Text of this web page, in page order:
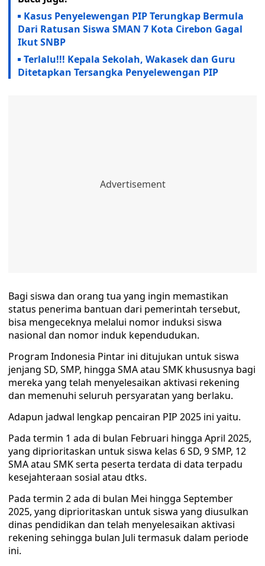
Kasus Penyelewengan PIP Terungkap Bermula
Dari Ratusan Siswa SMAN 7 Kota Cirebon Gagal
Ikut SNBP
Terlalu!!! Kepala Sekolah, Wakasek dan Guru
Ditetapkan Tersangka Penyelewengan PIP
Bagi siswa dan orang tua yang ingin memastikan
status penerima bantuan dari pemerintah tersebut,
bisa mengeceknya melalui nomor induksi siswa
nasional dan nomor induk kependudukan.
Program Indonesia Pintar ini ditujukan untuk siswa
jenjang SD, SMP, hingga SMA atau SMK khususnya bagi
mereka yang telah menyelesaikan aktivasi rekening
dan memenuhi seluruh persyaratan yang berlaku.
Adapun jadwal lengkap pencairan PIP 2025 ini yaitu.
Pada termin 1 ada di bulan Februari hingga April 2025,
yang diprioritaskan untuk siswa kelas 6 SD, 9 SMP, 12
SMA atau SMK serta peserta terdata di data terpadu
kesejahteraan sosial atau dtks.
Pada termin 2 ada di bulan Mei hingga September
2025, yang diprioritaskan untuk siswa yang diusulkan
dinas pendidikan dan telah menyelesaikan aktivasi
rekening sehingga bulan Juli termasuk dalam periode
ini.